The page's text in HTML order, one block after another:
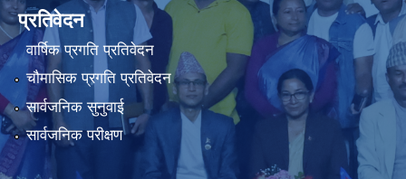
प्रतिवेदन
वार्षिक प्रगति प्रतिवेदन
चौमासिक प्रगति प्रतिवेदन
सार्वजनिक सुनुवाई
सार्वजनिक परीक्षण